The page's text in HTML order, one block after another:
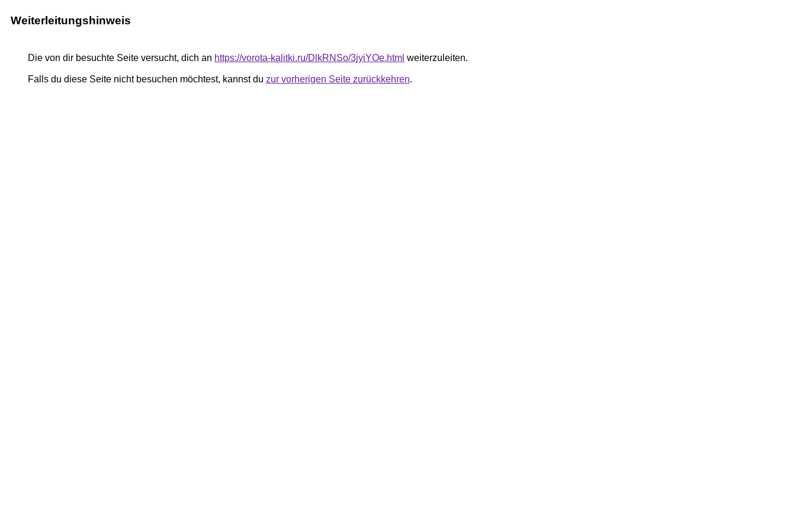
Weiterleitungshinweis
Die von dir besuchte Seite versucht, dich an https://vorota-kalitki.ru/DlkRNSo/3jyiYOe.html weiterzuleiten.
Falls du diese Seite nicht besuchen möchtest, kannst du zur vorherigen Seite zurückkehren.